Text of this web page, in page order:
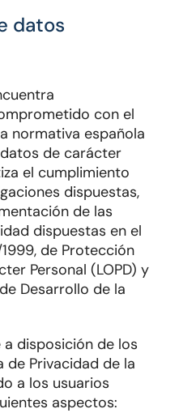
datos
con el
normativa española
de carácter
el cumplimiento
dispuestas,
de las
dispuestas en el
de Protección
Personal (LOPD) y
Desarrollo de la
disposición de los
de Privacidad de la
a los usuarios
aspectos: